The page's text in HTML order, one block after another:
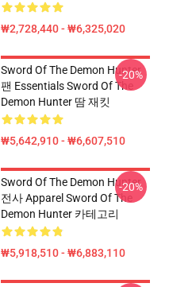
₩2,728,440 - ₩6,325,020
Sword Of The Demon Hunter
팬 Essentials Sword Of The
Demon Hunter 땀 재킷
₩5,642,910 - ₩6,607,510
-20%
Sword Of The Demon Hunter
전사 Apparel Sword Of The
Demon Hunter 카테고리
₩5,918,510 - ₩6,883,110
-20%